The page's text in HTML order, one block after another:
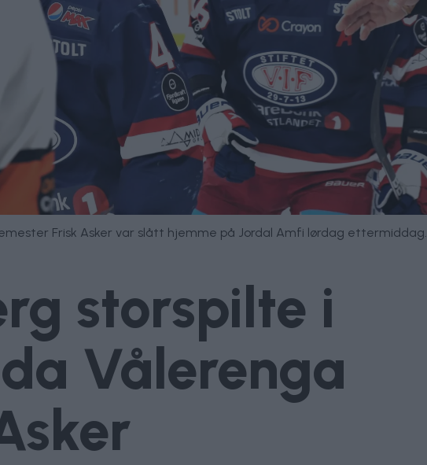
Frisk Asker var slått hjemme på Jordal Amfi lørdag ettermiddag.
storspilte i
Vålerenga